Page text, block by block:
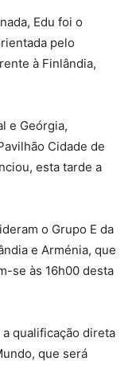
Edu foi o
pelo
à Finlândia,
e Geórgia,
Cidade de
esta tarde a
o Grupo E da
e Arménia, que
se às 16h00 desta
qualificação direta
que será